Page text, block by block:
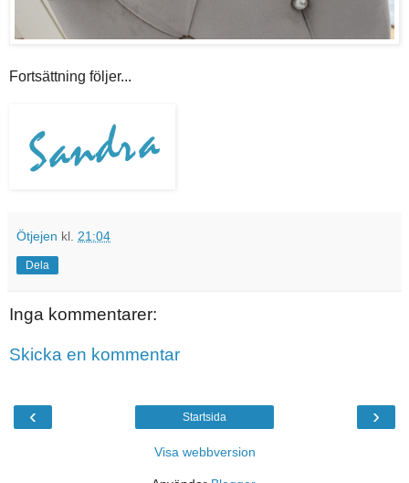
Fortsättning följer...
Ötjejen kl. 21:04
Dela
Inga kommentarer:
Skicka en kommentar
‹ ›
Startsida
Visa webbversion